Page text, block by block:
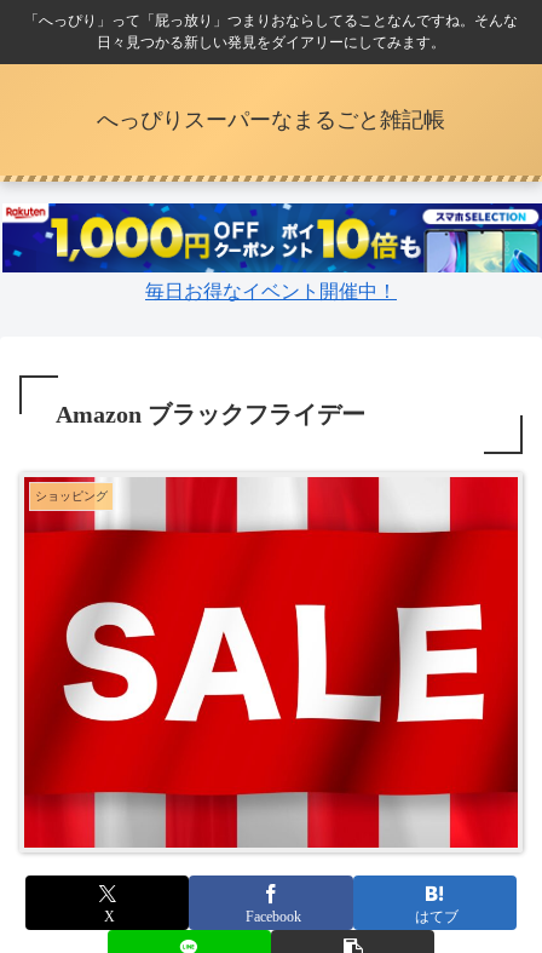
「へっぴり」って「屁っ放り」つまりおならしてることなんですね。そんな
日々見つかる新しい発見をダイアリーにしてみます。
へっぴりスーパーなまるごと雑記帳
毎日お得なイベント開催中！
Amazon ブラックフライデー
ショッピング
X Facebook はてブ